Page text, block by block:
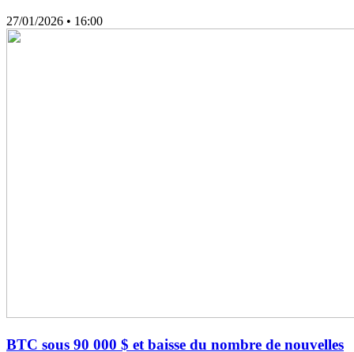
27/01/2026 • 16:00
BTC sous 90 000 $ et baisse du nombre de nouvelles